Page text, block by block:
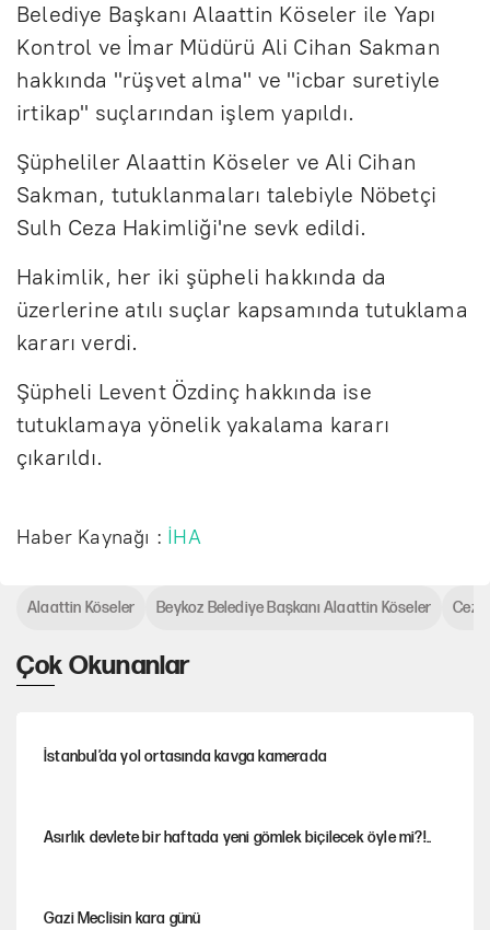
Belediye Başkanı Alaattin Köseler ile Yapı
Kontrol ve İmar Müdürü Ali Cihan Sakman
hakkında "rüşvet alma" ve "icbar suretiyle
irtikap" suçlarından işlem yapıldı.
Şüpheliler Alaattin Köseler ve Ali Cihan
Sakman, tutuklanmaları talebiyle Nöbetçi
Sulh Ceza Hakimliği'ne sevk edildi.
Hakimlik, her iki şüpheli hakkında da
üzerlerine atılı suçlar kapsamında tutuklama
kararı verdi.
Şüpheli Levent Özdinç hakkında ise
tutuklamaya yönelik yakalama kararı
çıkarıldı.
Haber Kaynağı : İHA
Çok Okunanlar
İstanbul’da yol ortasında kavga kamerada
Asırlık devlete bir haftada yeni gömlek biçilecek öyle mi?!..
Gazi Meclisin kara günü
Alaattin Köseler Beykoz Belediye Başkanı Alaattin Köseler Ceza